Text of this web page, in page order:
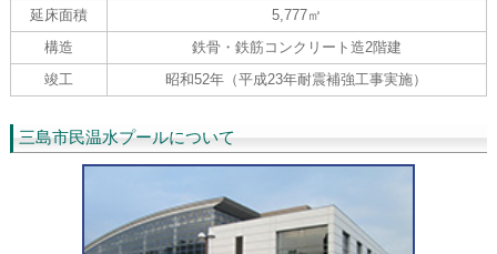
延床面積
5,777㎡
構造
鉄骨・鉄筋コンクリート造2階建
竣工
昭和52年（平成23年耐震補強工事実施）
三島市民温水プールについて